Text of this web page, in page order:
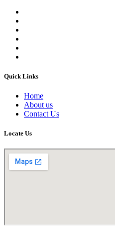
Quick Links
Home
About us
Contact Us
Locate Us